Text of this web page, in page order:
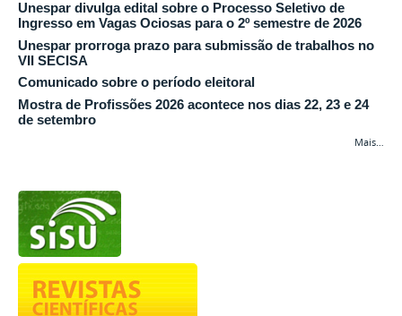
Unespar divulga edital sobre o Processo Seletivo de
Ingresso em Vagas Ociosas para o 2º semestre de 2026
Unespar prorroga prazo para submissão de trabalhos no
VII SECISA
Comunicado sobre o período eleitoral
Mostra de Profissões 2026 acontece nos dias 22, 23 e 24
de setembro
Mais…